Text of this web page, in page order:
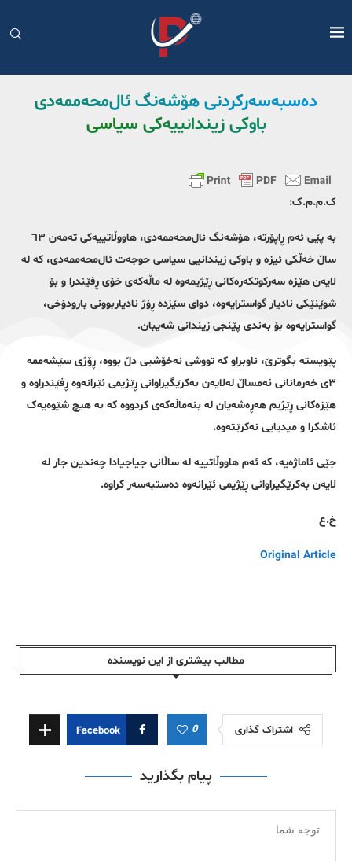
دەسبەسەرکردنی هۆشەنگ ئال‌محەممەدی
باوکی زیندانییەکی سیاسی
‏ک.م.م.ک:
بە پێی ئەم ڕاپۆرتە، هۆشەنگ ئال‌محەممەدی، هاووڵاتییەکی تەمەن ٦٣
ساڵ خەڵکی ئیزە و باوکی زیندانیی سیاسی حوجەت ئال‌محەممەدی، کە لە
لایەن هێزە سەرکوتکەرەکانی ڕێژیمەوە لە ماڵەکەی خۆی ڕفێندرا و بۆ
شوێنێکی نادیار گواسترایەوە، دوای سێزدە ڕۆژ نادیاربوونی بارودۆخی،
گواسترایەوە بۆ بەندی پێنجی زیندانی شەیبان.
پێویستە بگوترێ، ناوبراو کە تووشی نەخۆشیی دڵ بووە، ڕۆژی سێشەممە
٣ی خەرمانانی ئەمساڵ لەلایەن بەکرێگیراوانی ڕێژیمی ئێرانەوە ڕفێندراوە و
هێزەکانی ڕێژیم هەڕەشەیان لە بنەماڵەکەی کردووە کە بە هیچ شێوەیەک
ئاشکرا و میدیایی نەکرێتەوە.
جێی ئاماژەیه، کە ئەم هاووڵاتییە لە ساڵانی جیاجیادا چەندین جار لە
لایەن بەکرێگیراوانی ڕێژیمی ئێرانەوە دەستبەسەر کراوە.
خ.ع
Original Article
مطالب بیشتری از این نویسندە
اشتراک گذاری 0
Facebook
پیام بگذارید